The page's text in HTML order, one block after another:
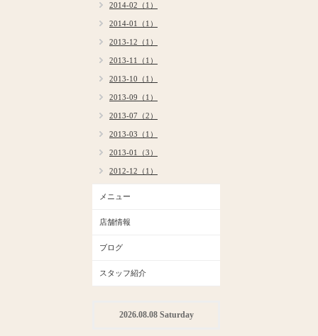
2014-02（1）
2014-01（1）
2013-12（1）
2013-11（1）
2013-10（1）
2013-09（1）
2013-07（2）
2013-03（1）
2013-01（3）
2012-12（1）
メニュー
店舗情報
ブログ
スタッフ紹介
2026.08.08 Saturday